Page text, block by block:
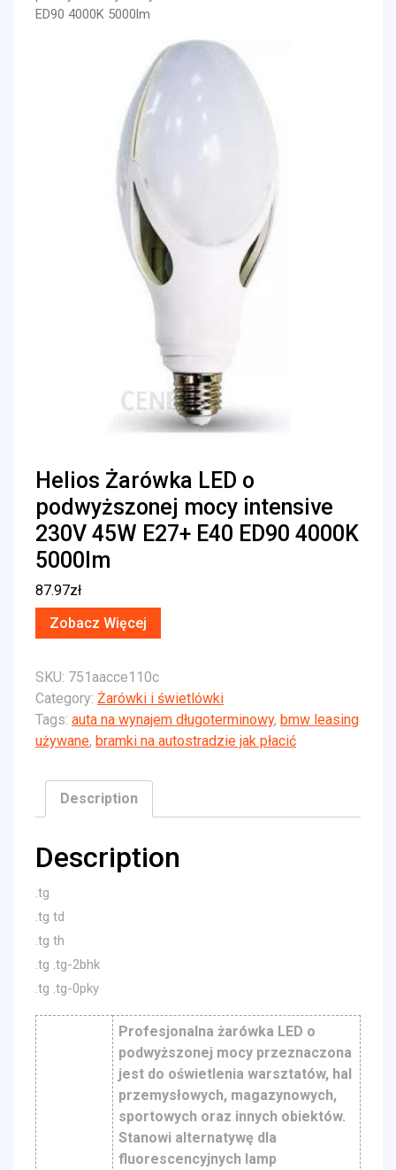
ED90 4000K 5000lm
Helios Żarówka LED o
podwyższonej mocy intensive
230V 45W E27+ E40 ED90 4000K
5000lm
87.97zł
Zobacz Więcej
SKU: 751aacce110c
Category: Żarówki i świetlówki
Tags: auta na wynajem długoterminowy, bmw leasing
używane, bramki na autostradzie jak płacić
Description
Description
.tg
.tg td
.tg th
.tg .tg-2bhk
.tg .tg-0pky
Profesjonalna żarówka LED o
podwyższonej mocy przeznaczona
jest do oświetlenia warsztatów, hal
przemysłowych, magazynowych,
sportowych oraz innych obiektów.
Stanowi alternatywę dla
fluorescencyjnych lamp